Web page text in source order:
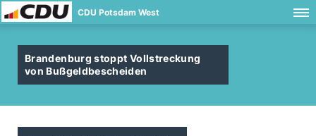
CDU Potsdam West
Brandenburg stoppt Vollstreckung
von Bußgeldbescheiden